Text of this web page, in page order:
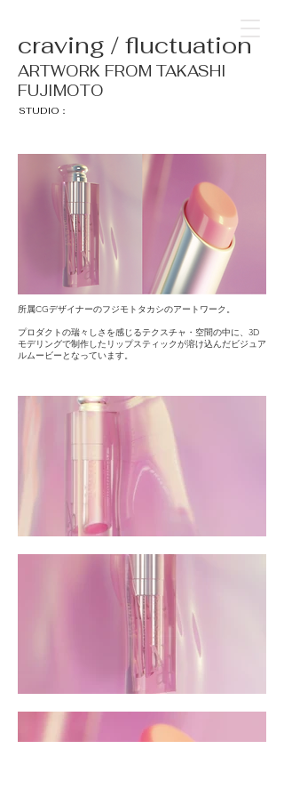
craving / fluctuation
ARTWORK FROM TAKASHI
FUJIMOTO
STUDIO：
所属CGデザイナーのフジモトタカシのアートワーク。
プロダクトの瑞々しさを感じるテクスチャ・空間の中に、3D
モデリングで制作したリップスティックが溶け込んだビジュア
ルムービーとなっています。